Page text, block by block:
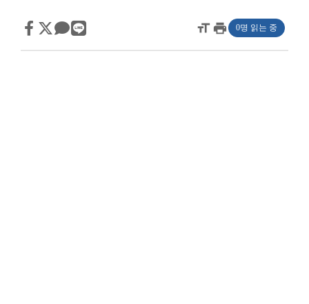
format_sizeprint 0명 읽는 중